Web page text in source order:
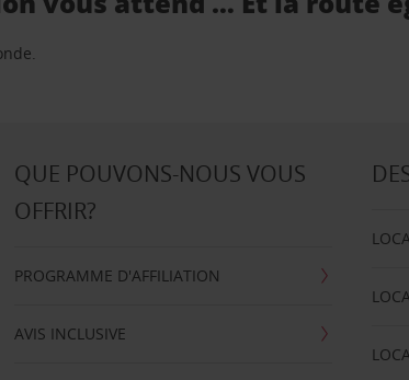
QUE POUVONS-NOUS VOUS
OFFRIR?
PROGRAMME D'AFFILIATION
AVIS INCLUSIVE